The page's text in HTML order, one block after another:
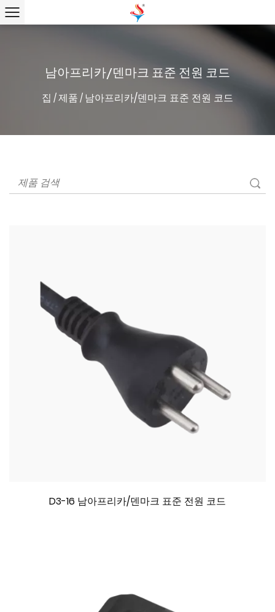
남아프리카/덴마크 표준 전원 코드
집 /제품 / 남아프리카/덴마크 표준 전원 코드
D3-16 남아프리카/덴마크 표준 전원 코드